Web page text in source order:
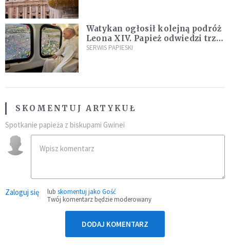
Watykan ogłosił kolejną podróż
Leona XIV. Papież odwiedzi trzy
kraje Ameryki Południowej
SERWIS PAPIESKI
SKOMENTUJ ARTYKUŁ
Spotkanie papieża z biskupami Gwinei
Zaloguj się lub skomentuj jako Gość
Twój komentarz będzie moderowany
DODAJ KOMENTARZ